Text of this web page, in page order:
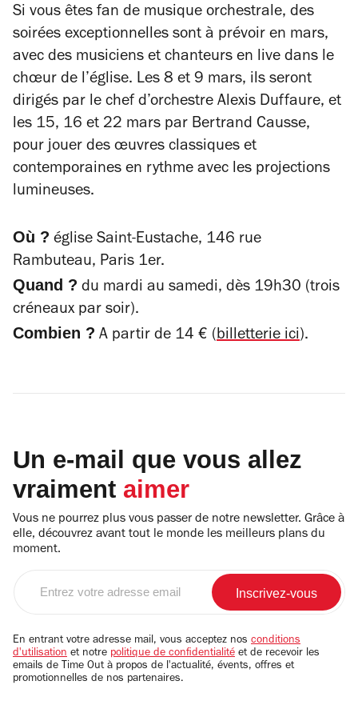
Si vous êtes fan de musique orchestrale, des
soirées exceptionnelles sont à prévoir en mars,
avec des musiciens et chanteurs en live dans le
chœur de l’église. Les 8 et 9 mars, ils seront
dirigés par le chef d’orchestre Alexis Duffaure, et
les 15, 16 et 22 mars par Bertrand Causse,
pour jouer des œuvres classiques et
contemporaines en rythme avec les projections
lumineuses.
Où ? église Saint-Eustache, 146 rue
Rambuteau, Paris 1er.
Quand ? du mardi au samedi, dès 19h30 (trois
créneaux par soir).
Combien ? A partir de 14 € (billetterie ici).
Un e-mail que vous allez
vraiment aimer
Vous ne pourrez plus vous passer de notre newsletter. Grâce à
elle, découvrez avant tout le monde les meilleurs plans du
moment.
email
En entrant votre adresse mail, vous acceptez nos conditions
d'utilisation et notre politique de confidentialité et de recevoir les
emails de Time Out à propos de l'actualité, évents, offres et
promotionnelles de nos partenaires.